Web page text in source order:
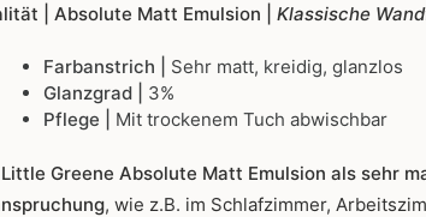
| Absolute Matt Emulsion | Klassische
Farbanstrich | Sehr matt, kreidig, glanzlos
Glanzgrad | 3%
Pflege | Mit trockenem Tuch abwischbar
Little Greene Absolute Matt Emulsion als sehr
, wie z.B. im Schlafzimmer,